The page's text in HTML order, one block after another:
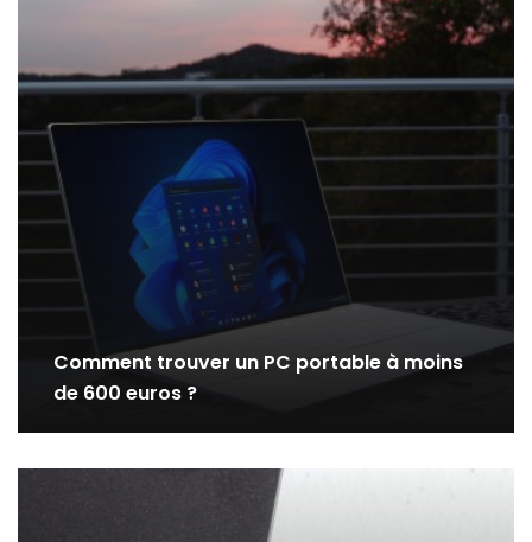
Comment trouver un PC portable à moins
de 600 euros ?